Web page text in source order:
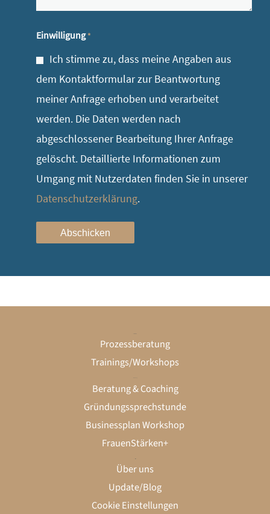
Einwilligung *
Ich stimme zu, dass meine Angaben aus
dem Kontaktformular zur Beantwortung
meiner Anfrage erhoben und verarbeitet
werden. Die Daten werden nach
abgeschlossener Bearbeitung Ihrer Anfrage
gelöscht. Detaillierte Informationen zum
Umgang mit Nutzerdaten finden Sie in unserer
Datenschutzerklärung.
Abschicken
Prozessberatung
Trainings/Workshops
Beratung & Coaching
Gründungssprechstunde
Businessplan Workshop
FrauenStärken+
Über uns
Update/Blog
Cookie Einstellungen